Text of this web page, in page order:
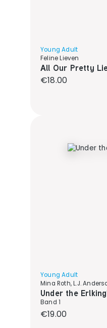
Young Adult
Feline Lieven
All Our Pretty
Regular price:
€18.00
Young Adult
Mina Roth, L.J.
Under the
Band 1
Regular price:
€19.00